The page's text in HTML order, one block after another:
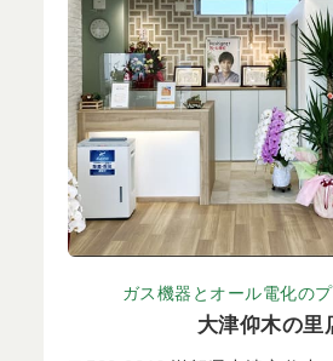
ガス機器とオール電化の
大津仰木の里